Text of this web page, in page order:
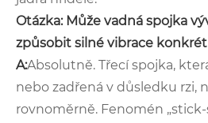
Otázka: Může vadná spojka
způsobit silné vibrace
A:Absolutně. Třecí spojka,
nebo zadřená v důsledku rzi,
rovnoměrně. Fenomén